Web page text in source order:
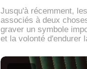
Jusqu'à récemment,
associés à deux
graver un symbole
et la volonté d'endurer